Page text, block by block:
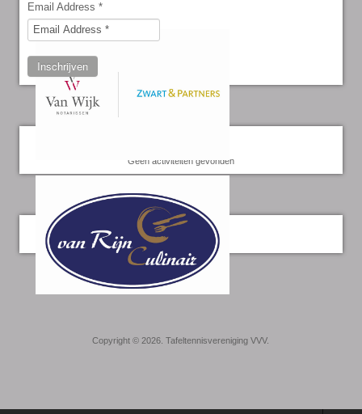
Email Address *
Inschrijven
Geen activiteiten gevonden
Twitter
Copyright © 2026. Tafeltennisvereniging VVV.